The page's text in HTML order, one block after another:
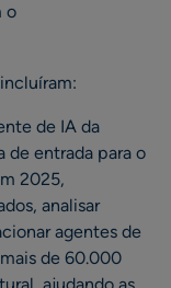
o
de IA da
de entrada para o
2025,
analisar
agentes de
de 60.000